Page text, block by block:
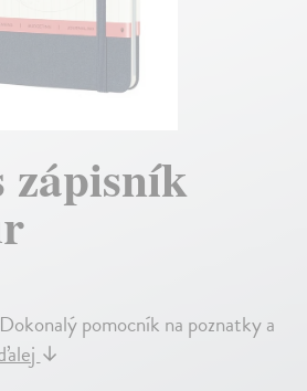
zápisník
pomocník na poznatky a
↓